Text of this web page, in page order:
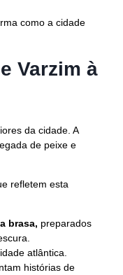
como a cidade
Varzim à
da cidade. A
de peixe e
refletem esta
brasa, preparados
atlântica.
histórias de